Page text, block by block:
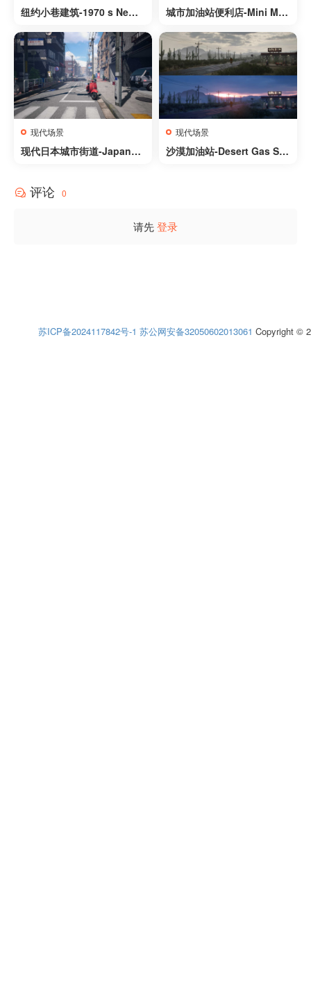
纽约小巷建筑-1970 s New Y
城市加油站便利店-Mini Mar
现代场景
现代日本城市街道-Japanes
现代场景
沙漠加油站-Desert Gas Sta
评论 0
请先登录
苏ICP备2024117842号-1 苏公网安备32050602013061 Copyright ©